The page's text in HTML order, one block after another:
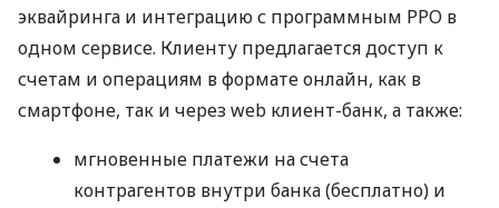
эквайринга и интеграцию с программным РРО в
одном сервисе. Клиенту предлагается доступ к
счетам и операциям в формате онлайн, как в
смартфоне, так и через web клиент-банк, а также:
мгновенные платежи на счета
контрагентов внутри банка (бесплатно) и